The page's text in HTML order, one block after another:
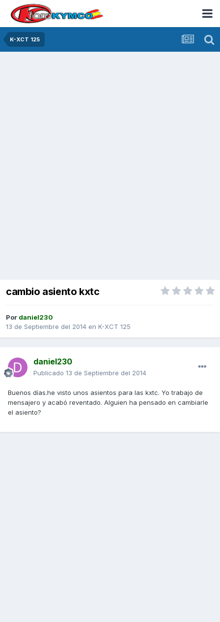
K-XCT 125
cambio asiento kxtc
Por daniel230
13 de Septiembre del 2014 en K-XCT 125
daniel230
Publicado 13 de Septiembre del 2014
Buenos días.he visto unos asientos para las kxtc. Yo trabajo de
mensajero y acabó reventado. Alguien ha pensado en cambiarle
el asiento?